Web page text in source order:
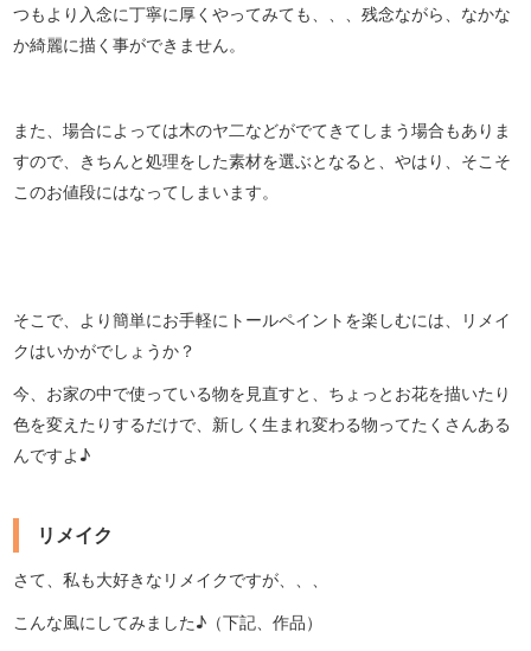
つもより入念に丁寧に厚くやってみても、、、残念ながら、なかな
か綺麗に描く事ができません。
また、場合によっては木のヤ二などがでてきてしまう場合もありま
すので、きちんと処理をした素材を選ぶとなると、やはり、そこそ
このお値段にはなってしまいます。
そこで、より簡単にお手軽にトールペイントを楽しむには、リメイ
クはいかがでしょうか？
今、お家の中で使っている物を見直すと、ちょっとお花を描いたり
色を変えたりするだけで、新しく生まれ変わる物ってたくさんある
んですよ♪
リメイク
さて、私も大好きなリメイクですが、、、
こんな風にしてみました♪（下記、作品）